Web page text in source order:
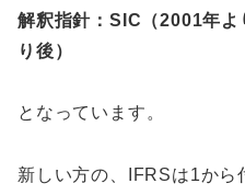
解釈指針：SIC（2001年
り後）
となっています。
新しい方の、IFRSは1か